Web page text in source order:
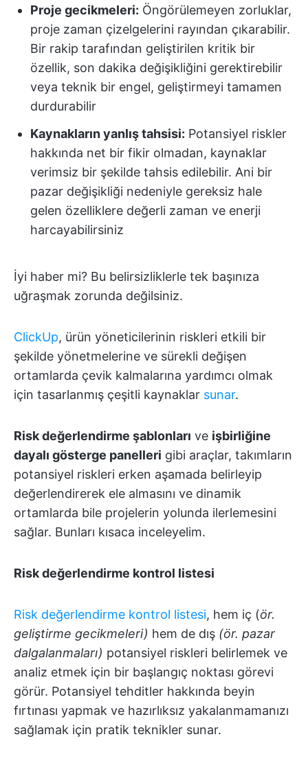
Proje gecikmeleri: Öngörülemeyen zorluklar,
proje zaman çizelgelerini rayından çıkarabilir.
Bir rakip tarafından geliştirilen kritik bir
özellik, son dakika değişikliğini gerektirebilir
veya teknik bir engel, geliştirmeyi tamamen
durdurabilir
Kaynakların yanlış tahsisi: Potansiyel riskler
hakkında net bir fikir olmadan, kaynaklar
verimsiz bir şekilde tahsis edilebilir. Ani bir
pazar değişikliği nedeniyle gereksiz hale
gelen özelliklere değerli zaman ve enerji
harcayabilirsiniz
İyi haber mi? Bu belirsizliklerle tek başınıza
uğraşmak zorunda değilsiniz.
ClickUp, ürün yöneticilerinin riskleri etkili bir
şekilde yönetmelerine ve sürekli değişen
ortamlarda çevik kalmalarına yardımcı olmak
için tasarlanmış çeşitli kaynaklar sunar.
Risk değerlendirme şablonları ve işbirliğine
dayalı gösterge panelleri gibi araçlar, takımların
potansiyel riskleri erken aşamada belirleyip
değerlendirerek ele almasını ve dinamik
ortamlarda bile projelerin yolunda ilerlemesini
sağlar. Bunları kısaca inceleyelim.
Risk değerlendirme kontrol listesi
Risk değerlendirme kontrol listesi, hem iç (ör.
geliştirme gecikmeleri) hem de dış (ör. pazar
dalgalanmaları) potansiyel riskleri belirlemek ve
analiz etmek için bir başlangıç noktası görevi
görür. Potansiyel tehditler hakkında beyin
fırtınası yapmak ve hazırlıksız yakalanmamanızı
sağlamak için pratik teknikler sunar.